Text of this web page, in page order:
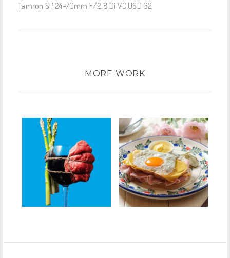
Tamron SP 24-70mm F/2.8 Di VC USD G2
MORE WORK